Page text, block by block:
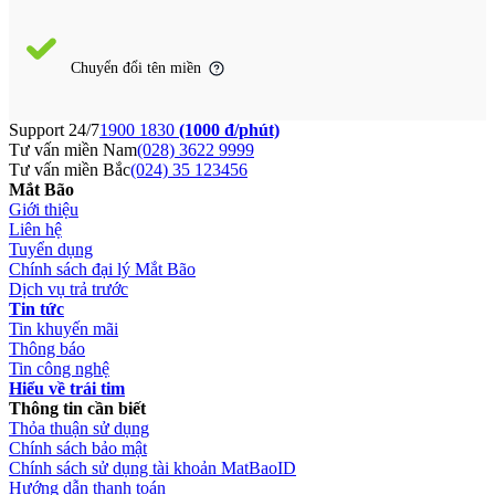
Chuyển đổi tên miền
Support 24/71900 1830 (1000 đ/phút)
Tư vấn miền Nam(028) 3622 9999
Tư vấn miền Bắc(024) 35 123456
Mắt Bão
Giới thiệu
Liên hệ
Tuyển dụng
Chính sách đại lý Mắt Bão
Dịch vụ trả trước
Tin tức
Tin khuyến mãi
Thông báo
Tin công nghệ
Hiểu về trái tim
Thông tin cần biết
Thỏa thuận sử dụng
Chính sách bảo mật
Chính sách sử dụng tài khoản MatBaoID
Hướng dẫn thanh toán